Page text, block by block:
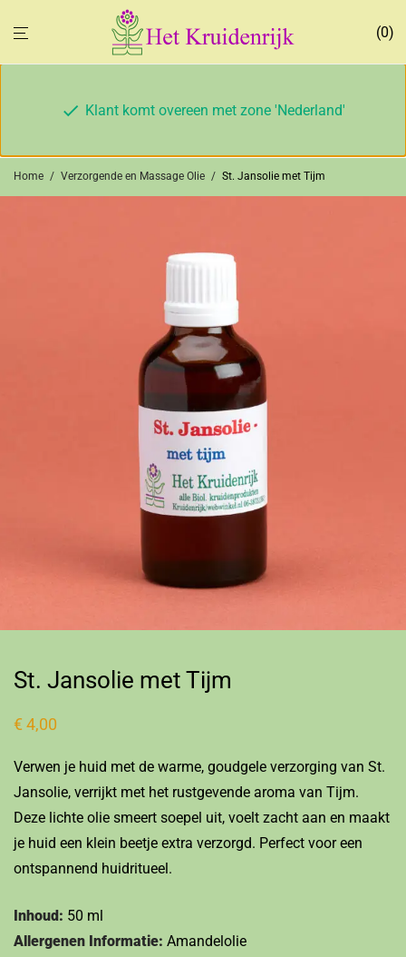
0
Klant komt overeen met zone 'Nederland'
Home / Verzorgende en Massage Olie / St. Jansolie met Tijm
St. Jansolie met Tijm
€ 4,00
Verwen je huid met de warme, goudgele verzorging van St.
Jansolie, verrijkt met het rustgevende aroma van Tijm.
Deze lichte olie smeert soepel uit, voelt zacht aan en maakt
je huid een klein beetje extra verzorgd. Perfect voor een
ontspannend huidritueel.
Inhoud: 50 ml
Allergenen Informatie: Amandelolie